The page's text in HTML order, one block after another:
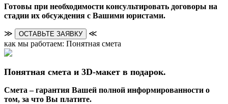
Готовы при необходимости консультировать договоры на
стадии их обсуждения с Вашими юристами.
≫ ОСТАВЬТЕ ЗАЯВКУ
≪
как мы работаем: Понятная смета
Понятная смета и 3D-макет в подарок.
Смета – гарантия Вашей полной информированности о
том, за что Вы платите.